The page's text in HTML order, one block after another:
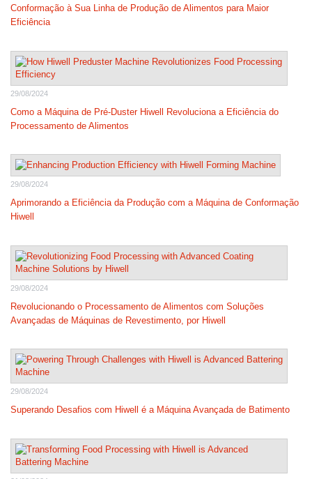
Conformação à Sua Linha de Produção de Alimentos para Maior
Eficiência
29/08/2024
Como a Máquina de Pré-Duster Hiwell Revoluciona a Eficiência do
Processamento de Alimentos
29/08/2024
Aprimorando a Eficiência da Produção com a Máquina de Conformação
Hiwell
29/08/2024
Revolucionando o Processamento de Alimentos com Soluções
Avançadas de Máquinas de Revestimento, por Hiwell
29/08/2024
Superando Desafios com Hiwell é a Máquina Avançada de Batimento